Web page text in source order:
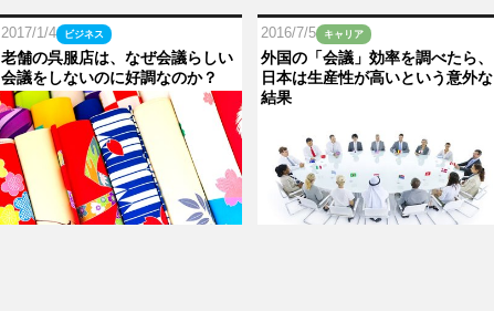
2017/1/4 ビジネス
老舗の呉服店は、なぜ会議らしい
会議をしないのに好調なのか？
2016/7/5 キャリア
外国の「会議」効率を調べたら、
日本は生産性が高いという意外な
結果